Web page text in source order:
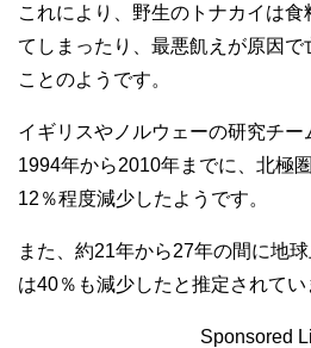
これにより、野生のトナカイは
てしまったり、最悪飢えが原因で
ことのようです。
イギリスやノルウェーの研究チー
1994年から2010年までに、北極
12％程度減少したようです。
また、約21年から27年の間に地
は40％も減少したと推定されてい
Sponsored